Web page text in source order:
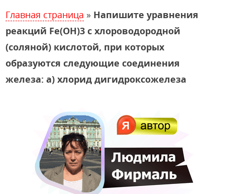
Главная страница » Напишите уравнения
реакций Fе(ОН)3 с хлороводородной
(соляной) кислотой, при которых
образуются следующие соединения
железа: а) хлорид дигидроксожелеза